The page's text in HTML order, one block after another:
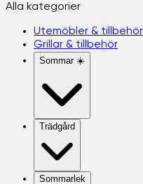
Alla kategorier
Utemöbler & tillbehör
Grillar & tillbehör
Sommar ☀️
Trädgård
Sommarlek